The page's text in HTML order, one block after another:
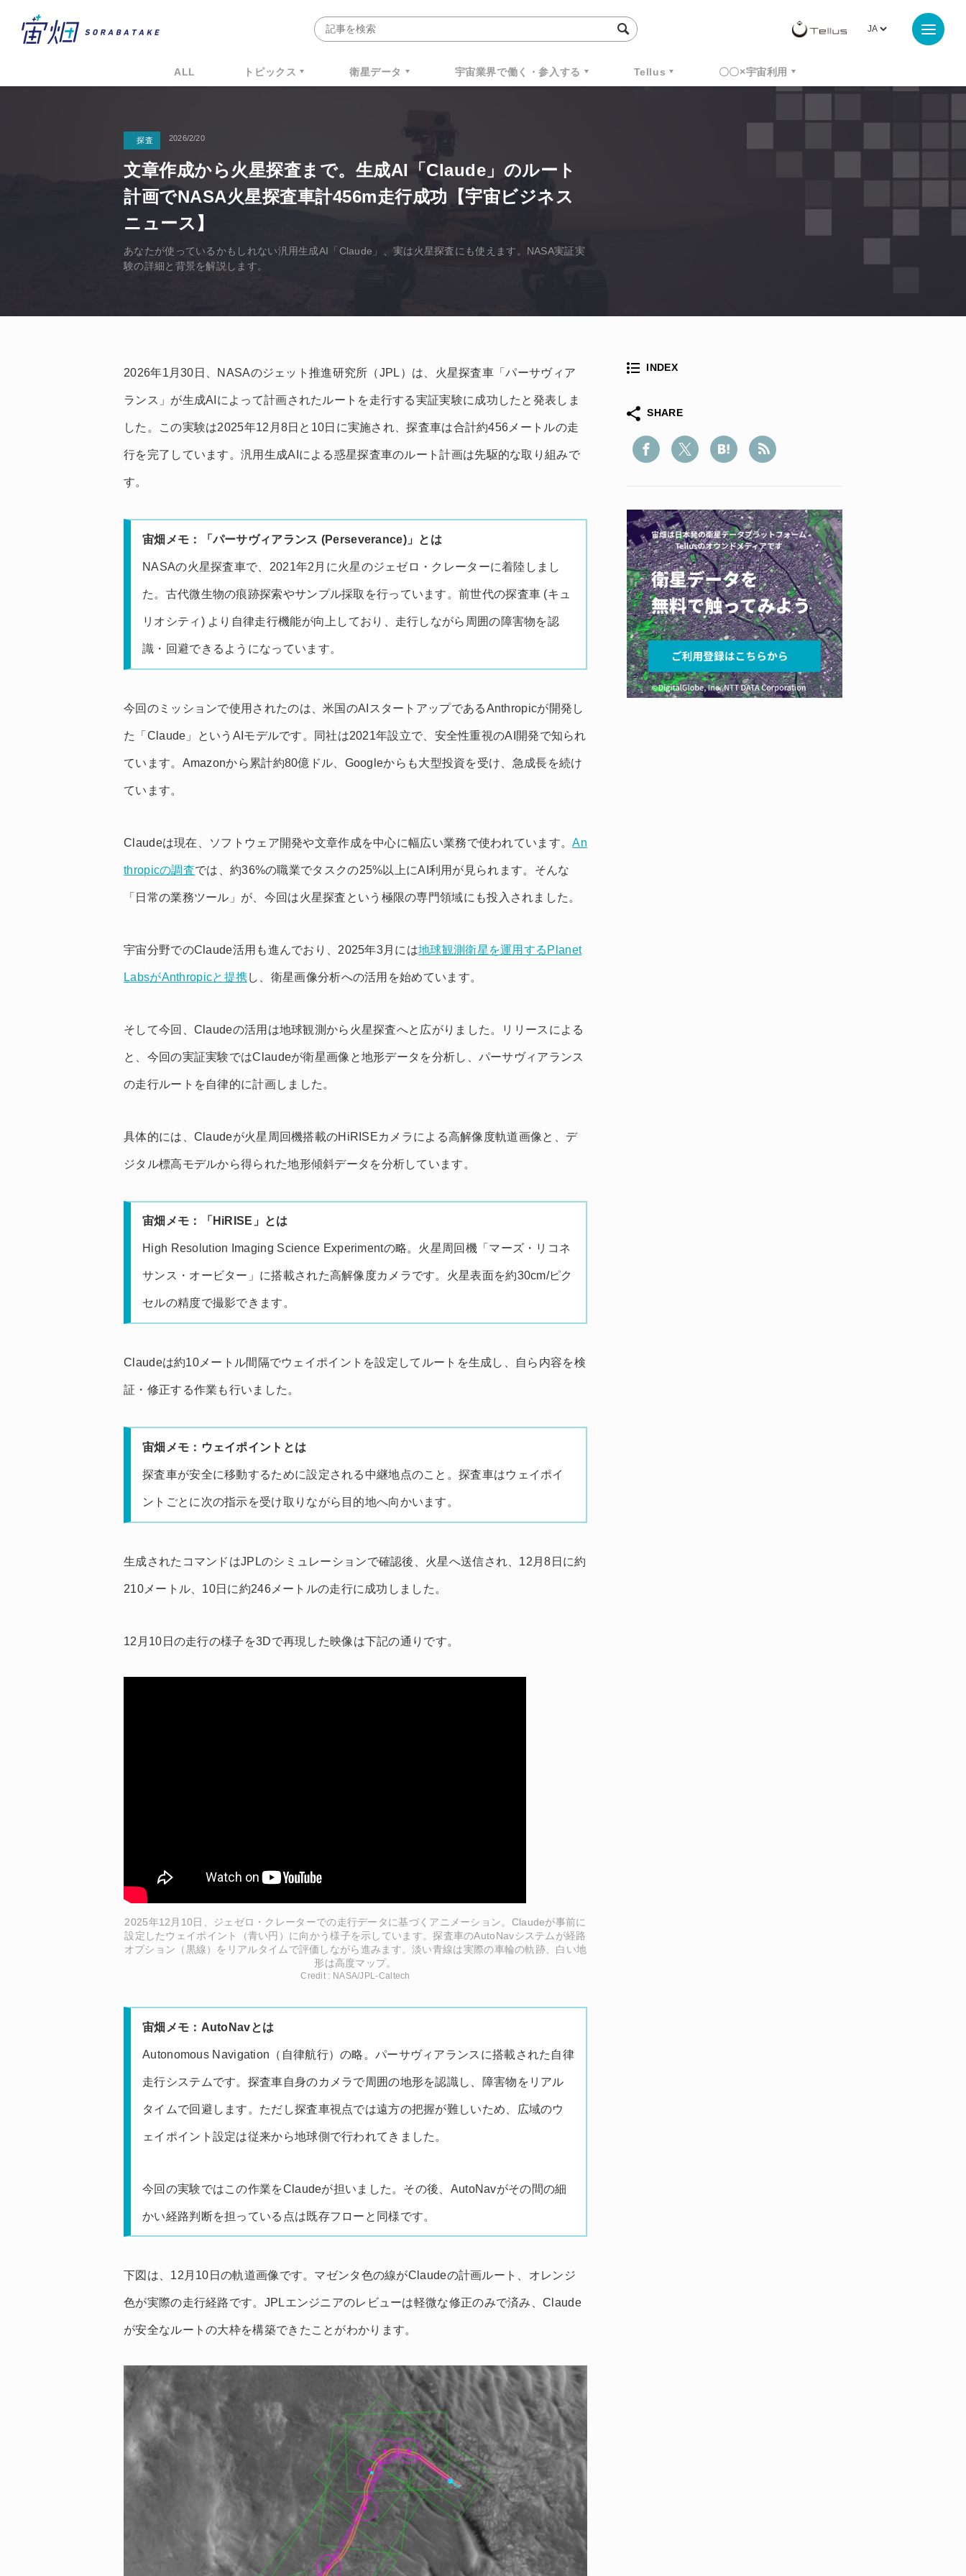
ALL トピックス 衛星データ 宇宙業界で働く・参入する Tellus 〇〇×宇宙利用
探査 2026/2/20
文章作成から火星探査まで。生成AI「Claude」のルート
計画でNASA火星探査車計456m走行成功【宇宙ビジネス
ニュース】
あなたが使っているかもしれない汎用生成AI「Claude」、実は火星探査にも使えます。NASA実証実
験の詳細と背景を解説します。
2026年1月30日、NASAのジェット推進研究所（JPL）は、火星探査車「パーサヴィア
ランス」が生成AIによって計画されたルートを走行する実証実験に成功したと発表しま
した。この実験は2025年12月8日と10日に実施され、探査車は合計約456メートルの走
行を完了しています。汎用生成AIによる惑星探査車のルート計画は先駆的な取り組みで
す。
宙畑メモ：「パーサヴィアランス (Perseverance)」とは
NASAの火星探査車で、2021年2月に火星のジェゼロ・クレーターに着陸しまし
た。古代微生物の痕跡探索やサンプル採取を行っています。前世代の探査車 (キュ
リオシティ) より自律走行機能が向上しており、走行しながら周囲の障害物を認
識・回避できるようになっています。
今回のミッションで使用されたのは、米国のAIスタートアップであるAnthropicが開発し
た「Claude」というAIモデルです。同社は2021年設立で、安全性重視のAI開発で知られ
ています。Amazonから累計約80億ドル、Googleからも大型投資を受け、急成長を続け
ています。
Claudeは現在、ソフトウェア開発や文章作成を中心に幅広い業務で使われています。An
thropicの調査では、約36%の職業でタスクの25%以上にAI利用が見られます。そんな
「日常の業務ツール」が、今回は火星探査という極限の専門領域にも投入されました。
宇宙分野でのClaude活用も進んでおり、2025年3月には地球観測衛星を運用するPlanet
LabsがAnthropicと提携し、衛星画像分析への活用を始めています。
そして今回、Claudeの活用は地球観測から火星探査へと広がりました。リリースによる
と、今回の実証実験ではClaudeが衛星画像と地形データを分析し、パーサヴィアランス
の走行ルートを自律的に計画しました。
具体的には、Claudeが火星周回機搭載のHiRISEカメラによる高解像度軌道画像と、デ
ジタル標高モデルから得られた地形傾斜データを分析しています。
宙畑メモ：「HiRISE」とは
High Resolution Imaging Science Experimentの略。火星周回機「マーズ・リコネ
サンス・オービター」に搭載された高解像度カメラです。火星表面を約30cm/ピク
セルの精度で撮影できます。
Claudeは約10メートル間隔でウェイポイントを設定してルートを生成し、自ら内容を検
証・修正する作業も行いました。
宙畑メモ：ウェイポイントとは
探査車が安全に移動するために設定される中継地点のこと。探査車はウェイポイ
ントごとに次の指示を受け取りながら目的地へ向かいます。
生成されたコマンドはJPLのシミュレーションで確認後、火星へ送信され、12月8日に約
210メートル、10日に約246メートルの走行に成功しました。
12月10日の走行の様子を3Dで再現した映像は下記の通りです。
2025年12月10日、ジェゼロ・クレーターでの走行データに基づくアニメーション。Claudeが事前に
設定したウェイポイント（青い円）に向かう様子を示しています。探査車のAutoNavシステムが経路
オプション（黒線）をリアルタイムで評価しながら進みます。淡い青線は実際の車輪の軌跡、白い地
形は高度マップ。
Credit : NASA/JPL-Caltech
宙畑メモ：AutoNavとは
Autonomous Navigation（自律航行）の略。パーサヴィアランスに搭載された自律
走行システムです。探査車自身のカメラで周囲の地形を認識し、障害物をリアル
タイムで回避します。ただし探査車視点では遠方の把握が難しいため、広域のウ
ェイポイント設定は従来から地球側で行われてきました。
今回の実験ではこの作業をClaudeが担いました。その後、AutoNavがその間の細
かい経路判断を担っている点は既存フローと同様です。
下図は、12月10日の軌道画像です。マゼンタ色の線がClaudeの計画ルート、オレンジ
色が実際の走行経路です。JPLエンジニアのレビューは軽微な修正のみで済み、Claude
が安全なルートの大枠を構築できたことがわかります。
INDEX
SHARE